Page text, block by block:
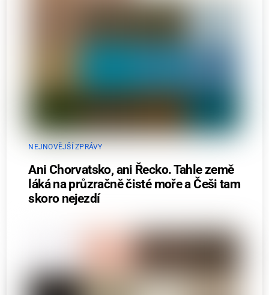
NEJNOVĚJŠÍ ZPRÁVY
Ani Chorvatsko, ani Řecko. Tahle země
láká na průzračně čisté moře a Češi tam
skoro nejezdí